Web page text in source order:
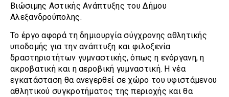
Βιώσιμης Αστικής Ανάπτυξης του Δήμου
Αλεξανδρούπολης.
Το έργο αφορά τη δημιουργία σύγχρονης αθλητικής
υποδομής για την ανάπτυξη και φιλοξενία
δραστηριοτήτων γυμναστικής, όπως η ενόργανη, η
ακροβατική και η αεροβική γυμναστική. Η νέα
εγκατάσταση θα ανεγερθεί σε χώρο του υφιστάμενου
αθλητικού συγκροτήματος της περιοχής και θα